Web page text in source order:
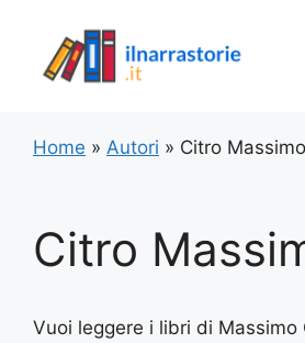
contenuto
Home » Autori » Citro Massimo
Citro
Vuoi leggere i libri di Massimo